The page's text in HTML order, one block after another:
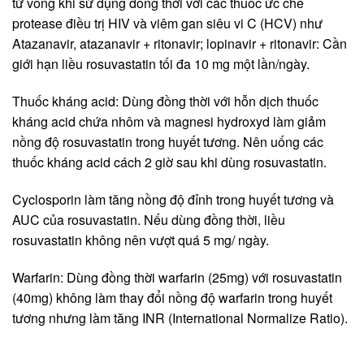
protease điều trị HIV và viêm gan siêu vi C (HCV) như
Atazanavir, atazanavir + ritonavir; lopinavir + ritonavir: Cần
giới hạn liều rosuvastatin tối đa 10 mg một lần/ngày.
Thuốc kháng acid: Dùng đồng thời với hỗn dịch thuốc
kháng acid chứa nhôm và magnesi hydroxyd làm giảm
nồng độ rosuvastatin trong huyết tương. Nên uống các
thuốc kháng acid cách 2 giờ sau khi dùng rosuvastatin.
Cyclosporin làm tăng nồng độ đỉnh trong huyết tương và
AUC của rosuvastatin. Nếu dùng đồng thời, liều
rosuvastatin không nên vượt quá 5 mg/ ngày.
Warfarin: Dùng đồng thời warfarin (25mg) với rosuvastatin
(40mg) không làm thay đổi nồng độ warfarin trong huyết
tương nhưng làm tăng INR (International Normalize Ratio).